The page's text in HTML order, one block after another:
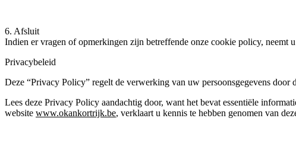
6. Afsluit
Indien er vragen of opmerkingen zijn betreffende onze cookie policy, neemt
Privacybeleid
Deze “Privacy Policy” regelt de verwerking van uw persoonsgegevens
Lees deze Privacy Policy aandachtig door, want het bevat essentiële
website www.okankortrijk.be, verklaart u kennis te hebben genomen van